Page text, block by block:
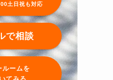
土日祝も対応
で相談
ルームを